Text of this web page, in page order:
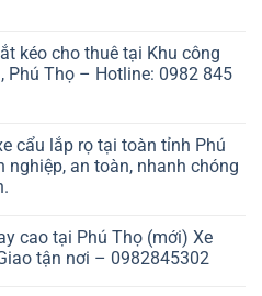
kéo cho thuê tại Khu công
Phú Thọ – Hotline: 0982 845
cẩu lắp rọ tại toàn tỉnh Phú
nghiệp, an toàn, nhanh chóng
cao tại Phú Thọ (mới) Xe
tận nơi – 0982845302